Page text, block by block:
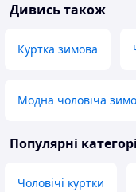
Дивись також
Куртка зимова
Модна чоловіча
Популярні
Чоловічі куртки